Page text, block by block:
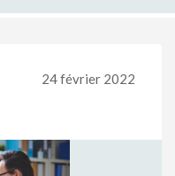
24 février 2022